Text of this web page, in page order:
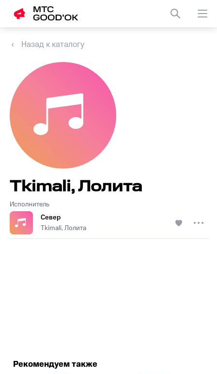
Назад к каталогу
Исполнитель
Tkimali, Лолита
Север
Tkimali, Лолита
Рекомендуем также